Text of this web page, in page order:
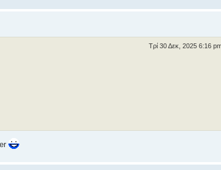
Τρί 30 Δεκ, 2025 6:16